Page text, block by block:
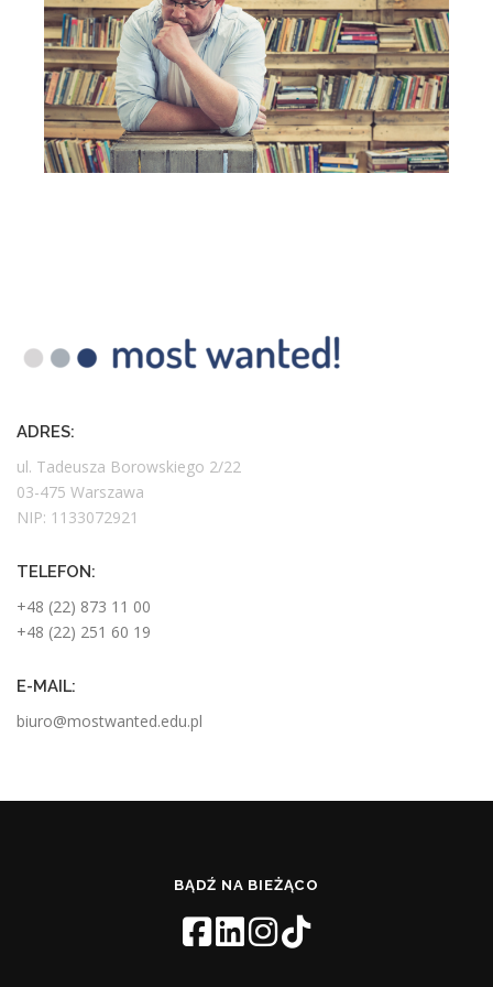
ADRES:
ul. Tadeusza Borowskiego 2/22
03-475 Warszawa
NIP: 1133072921
TELEFON:
+48 (22) 873 11 00
+48 (22) 251 60 19
E-MAIL:
biuro@mostwanted.edu.pl
BĄDŹ NA BIEŻĄCO